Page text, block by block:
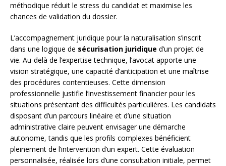
méthodique réduit le stress du candidat et maximise les
chances de validation du dossier.
L’accompagnement juridique pour la naturalisation s’inscrit
dans une logique de sécurisation juridique d’un projet de
vie. Au-delà de l’expertise technique, l’avocat apporte une
vision stratégique, une capacité d’anticipation et une maîtrise
des procédures contentieuses. Cette dimension
professionnelle justifie l’investissement financier pour les
situations présentant des difficultés particulières. Les candidats
disposant d’un parcours linéaire et d’une situation
administrative claire peuvent envisager une démarche
autonome, tandis que les profils complexes bénéficient
pleinement de l’intervention d’un expert. Cette évaluation
personnalisée, réalisée lors d’une consultation initiale, permet